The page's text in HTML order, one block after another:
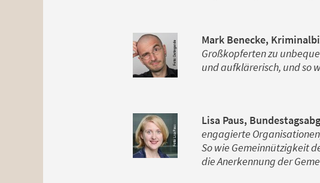
Mark Benecke,
Großkopferten zu
und aufklärerisch, und so
Lisa Paus,
engagierte
So wie Gemeinnützigkeit
die Anerkennung der